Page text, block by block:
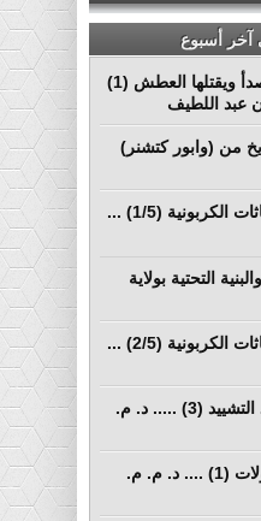
آخر أسبوع
بورتسودان مدينة يأكلها الصدأ ويقتلها العطش (1)
عبد اللطيف
من (وابور كتشنر)
نحو إنشاءات صفرية الانبعاثات الكربونية (1/5) ...
التحتية بولاية
نحو إنشاءات صفرية الانبعاثات الكربونية (2/5) ...
التحكيم في منازعات عقود التشييد (3) ..... د. م.
المطالبات في عقود المقاولات (1) .... د. م. م.